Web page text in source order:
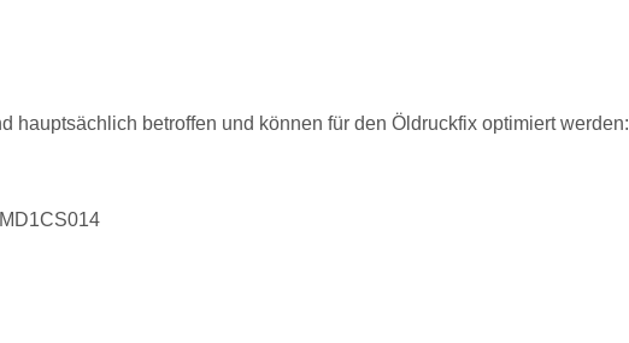
hauptsächlich betroffen und können für den Öldruckfix optimiert werden: